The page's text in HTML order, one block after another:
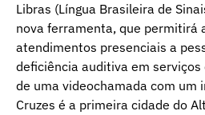
Libras (Língua Brasileira de
nova ferramenta, que permitirá
atendimentos presenciais a
deficiência auditiva em
de uma videochamada com um
Cruzes é a primeira cidade do